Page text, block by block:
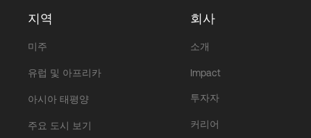
지역
미주
유럽 및 아프리카
아시아 태평양
주요 도시 보기
회사
소개
Impact
투자자
커리어